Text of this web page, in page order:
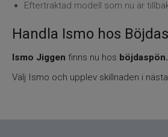
Eftertraktad modell som nu är
Handla Ismo hos
Ismo Jiggen finns nu hos
Välj Ismo och upplev skillnaden i